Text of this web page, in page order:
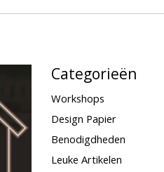
Categorieën
Workshops
Design Papier
Benodigdheden
Leuke Artikelen